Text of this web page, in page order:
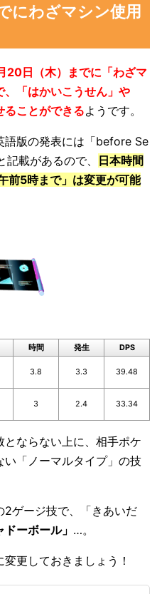
にわざマシン使用
20日（木）までに「わざマ
、「はかいこうせん」や
ることができるようです。
語版の発表には「before Se
載があるので、
日本時間
前5時まで」は変更が可能
時間 発生
DPS
3.8 3.3 39.48
3 2.4 33.34
とならない上に、相手ポケ
「ノーマルタイプ」の技
2ゲージ技で、「きあいだ
ドーボール」 …。
更しておきましょう！